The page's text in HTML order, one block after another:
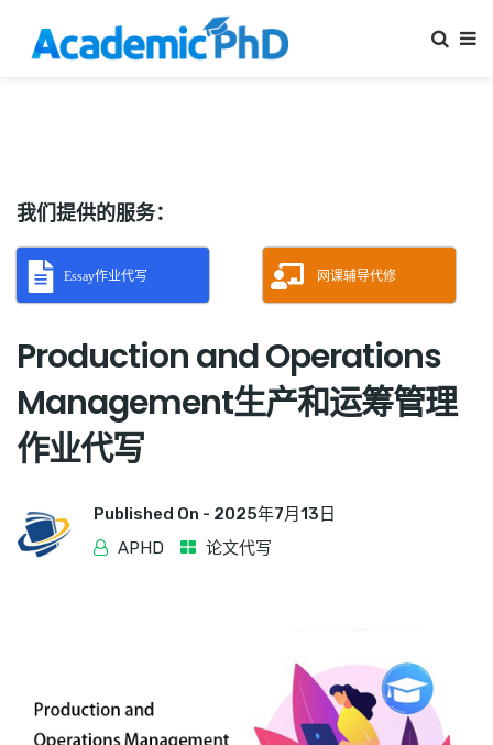
我们提供的服务：
Essay作业代写 网课辅导代修
Production and Operations
Management生产和运筹管理
作业代写
Published On - 2025年7月13日
APHD
论文代写